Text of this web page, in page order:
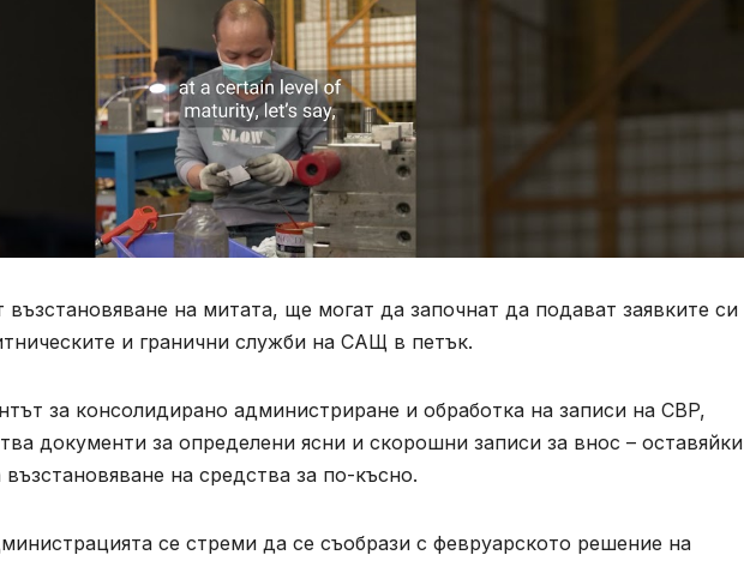
възстановяване на митата, ще могат да започнат да подават заявките си
и гранични служби на САЩ в петък.
за консолидирано администриране и обработка на записи на CBP,
документи за определени ясни и скорошни записи за внос – оставяйки
на средства за по-късно.
се стреми да се съобрази с февруарското решение на